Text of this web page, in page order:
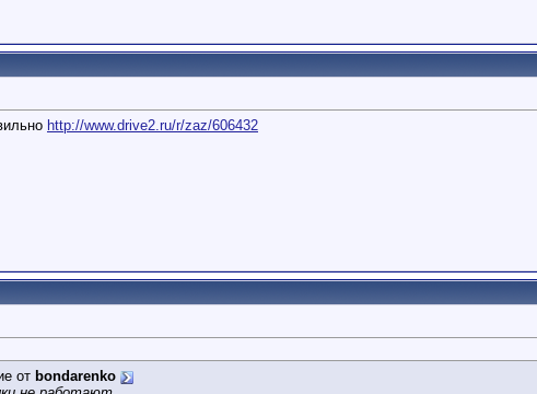
http://www.drive2.ru/r/zaz/606432
от bondarenko